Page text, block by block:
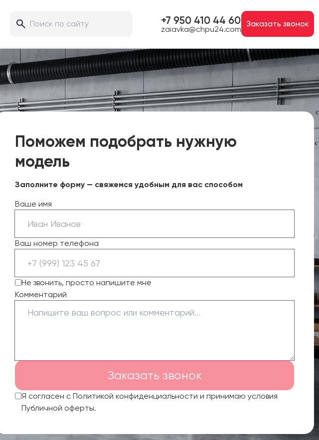
+7 950 410 44 60
zaiavka@chpu24.com
Заказать звонок
Поможем подобрать нужную
модель
Заполните форму — свяжемся удобным для вас способом
Ваше имя
Ваш номер телефона
Не звонить, просто напишите мне
Комментарий
Заказать звонок
Я согласен с Политикой конфиденциальности и принимаю условия
Публичной оферты.